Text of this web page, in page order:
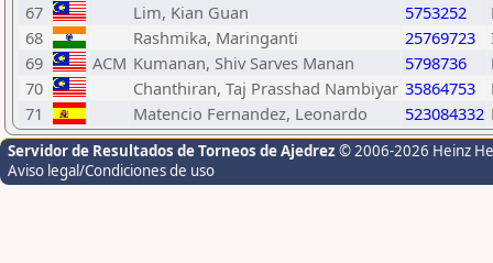
67
Lim, Kian Guan 5753252
68
Rashmika, Maringanti 25769723
69
ACM Kumanan, Shiv Sarves Manan 5798736
70
Chanthiran, Taj Prasshad Nambiyar 35864753
71
Matencio Fernandez, Leonardo 523084332
Servidor de Resultados de Torneos de Ajedrez © 2006-2026 Heinz
Aviso legal/Condiciones de uso